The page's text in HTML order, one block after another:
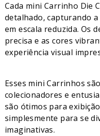
Cada mini Carrinho Die
detalhado, capturando
em escala reduzida. Os
precisa e as cores
experiência visual
Esses mini Carrinhos
colecionadores e
são ótimos para
simplesmente para se
imaginativas.